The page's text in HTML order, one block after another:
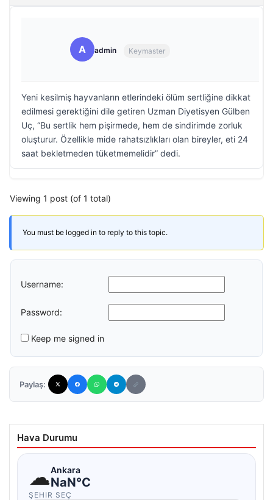
A admin Keymaster
Yeni kesilmiş hayvanların etlerindeki ölüm sertliğine dikkat
edilmesi gerektiğini dile getiren Uzman Diyetisyen Gülben
Uç, “Bu sertlik hem pişirmede, hem de sindirimde zorluk
oluşturur. Özellikle mide rahatsızlıkları olan bireyler, eti 24
saat bekletmeden tüketmemelidir” dedi.
Viewing 1 post (of 1 total)
You must be logged in to reply to this topic.
Username:
Password:
Keep me signed in
Paylaş:
Hava Durumu
☁Ankara
NaN°C
ŞEHIR SEÇ